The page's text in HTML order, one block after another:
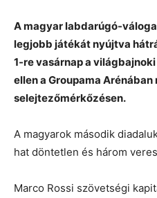
A magyar labdarúgó-
legjobb játékát nyújtva
1-re vasárnap a
ellen a Groupama
selejtezőmérkőzésen.
A magyarok második
hat döntetlen és három
Marco Rossi szövetségi